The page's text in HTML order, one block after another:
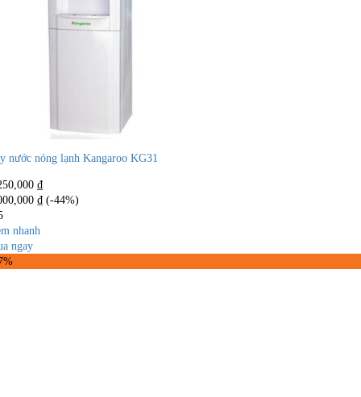
nước nóng lạnh Kangaroo KG31
₫
₫ (-44%)
nhanh
ngay